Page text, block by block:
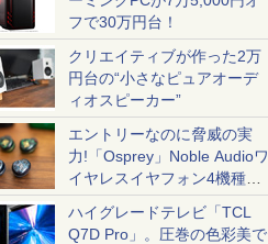
フで30万円台！
クリエイティブが作った2万
円台の“小さなピュアオーデ
ィオスピーカー”
エントリーなのに脅威の実
力!「Osprey」Noble Audioワ
イヤレスイヤフォン4機種を
一気に聴く
ハイグレードテレビ「TCL
Q7D Pro」。圧巻の色彩美で